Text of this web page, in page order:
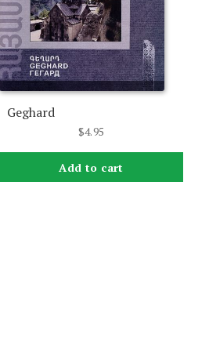
Geghard
$4.95
Add to cart